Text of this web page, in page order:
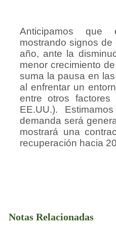
Anticipamos que
mostrando signos
año, ante la
menor crecimiento
suma la pausa en
al enfrentar un
entre otros
EE.UU.).
demanda será
mostrará una
recuperación hacia
Notas Relacionadas